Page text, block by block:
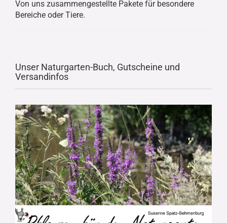
Von uns zusammengestellte Pakete für besondere
Bereiche oder Tiere.
Unser Naturgarten-Buch, Gutscheine und
Versandinfos